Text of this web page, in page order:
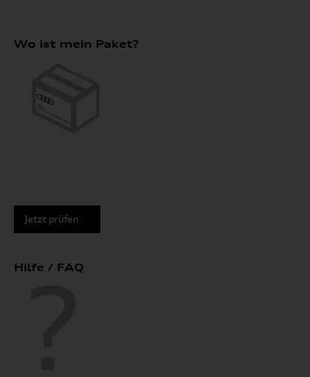
Wo ist mein Paket?
Jetzt prüfen
Hilfe / FAQ